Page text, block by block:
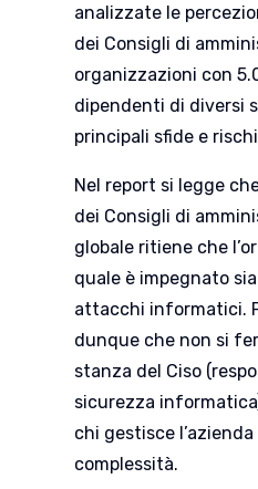
analizzate le
dei Consigli di
organizzazioni con
dipendenti di diversi
principali sfide e
Nel report si legge
dei Consigli di
globale ritiene che
quale è impegnato
attacchi informatici.
dunque che non si
stanza del Ciso
sicurezza
chi gestisce
complessità.